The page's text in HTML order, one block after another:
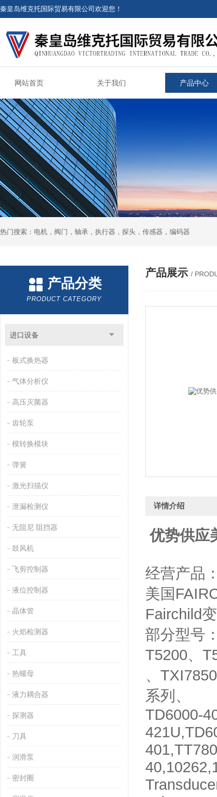
秦皇岛维克托国际贸易有限公司欢迎您！
网站首页 关于我们 产品中心
热门搜索：电机，阀门，轴承，执行器，探头，传感器，编码器
产品分类
PRODUCT CATEGORY
进口设备
板式换热器
气体分析仪
高压灭菌器
齿轮泵
模转换模块
弹簧
激光扫描仪
泄漏检测仪
无阻尼 阻挡器
鼓风机
飞剪控制器
液位控制器
晶体管
火焰检测器
工具
热螺母
液力耦合器
探测器
刀具
润滑泵
密封圈
产品展示 /
详情介绍
优势供应
经营产品
美国
Fairchild
部分型号
T5200、
、
系列、
TD6000-